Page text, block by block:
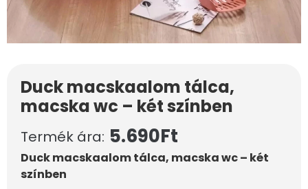
Duck macskaalom tálca,
macska wc – két színben
Termék ára: 5.690Ft
Duck macskaalom tálca, macska wc – két
színben